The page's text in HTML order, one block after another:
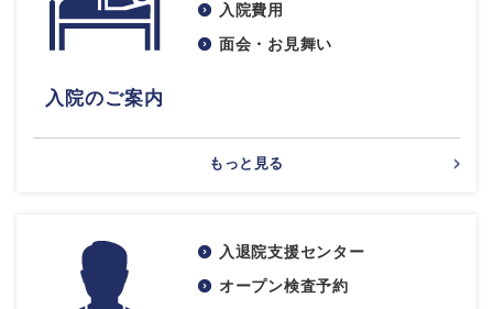
入院のご案内
入院費用
面会・お見舞い
もっと見る
入退院支援センター
オープン検査予約